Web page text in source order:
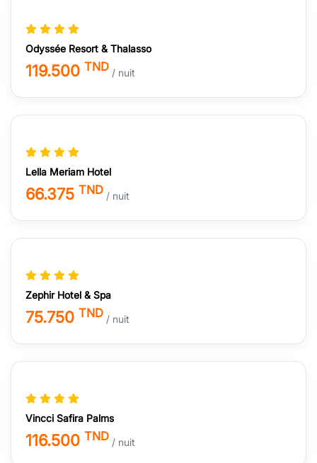
Odyssée Resort & Thalasso
119.500 TND / nuit
Lella Meriam Hotel
66.375 TND / nuit
Zephir Hotel & Spa
75.750 TND / nuit
Vincci Safira Palms
116.500 TND / nuit